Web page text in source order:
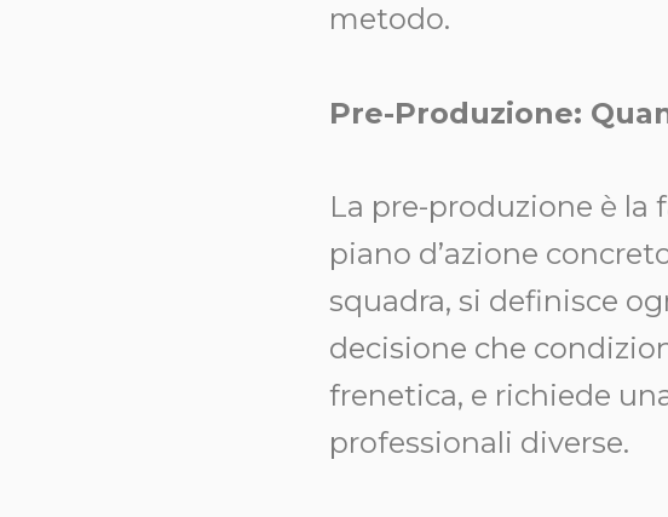
metodo.
Pre-Produzione:
La pre-produzione è la
piano d’azione
squadra, si definisce
decisione che
frenetica, e richiede
professionali diverse.